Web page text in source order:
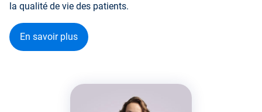
la qualité de vie des patients.
En savoir plus